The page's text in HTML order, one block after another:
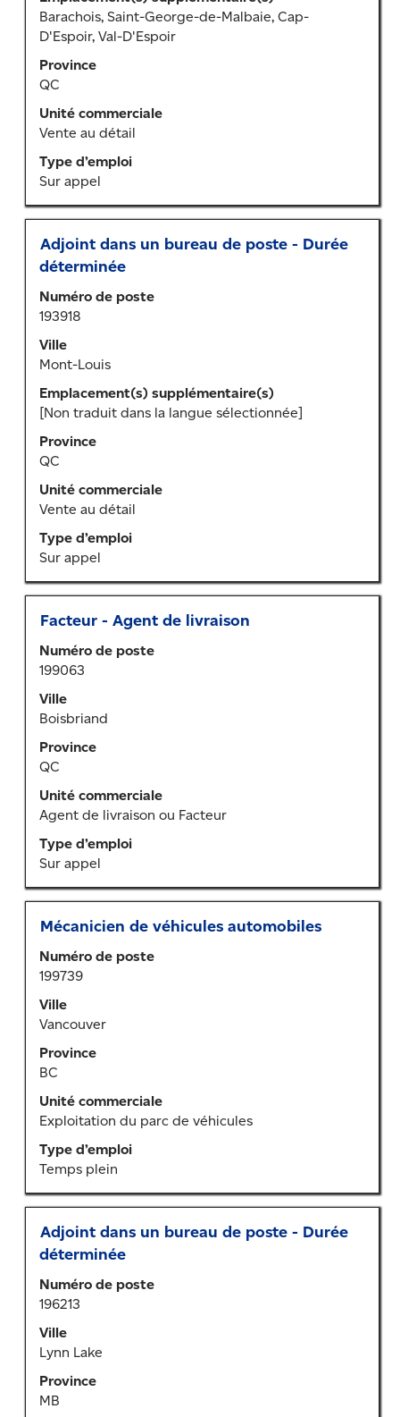
Barachois, Saint-George-de-Malbaie, Cap-
D'Espoir, Val-D'Espoir
Province
QC
Unité commerciale
Vente au détail
Type d’emploi
Sur appel
tout
le
contenu
des
sur
l’emploi.
Titre
Adjoint dans un bureau de poste - Durée
déterminée
Numéro de poste
193918
Ville
Mont-Louis
Emplacement(s) supplémentaire(s)
[Non traduit dans la langue sélectionnée]
Province
QC
Unité commerciale
Vente au détail
Type d’emploi
Sur appel
Sélectionner
au
de
la
barre
d’espacement
afficher
tout
le
contenu
renseignements
sur
l’emploi.
Titre
Facteur - Agent de livraison
Numéro de poste
199063
Ville
Boisbriand
Province
QC
Unité commerciale
Agent de livraison ou Facteur
Type d’emploi
Sur appel
Sélectionner
moyen
de
la
barre
pour
afficher
tout
le
contenu
des
renseignements
sur
Titre
Mécanicien de véhicules automobiles
Numéro de poste
199739
Ville
Vancouver
Province
BC
Unité commerciale
Exploitation du parc de véhicules
Type d’emploi
Temps plein
Sélectionner
moyen
de
la
barre
pour
afficher
tout
le
contenu
des
renseignements
sur
Titre
Adjoint dans un bureau de poste - Durée
déterminée
Numéro de poste
196213
Ville
Lynn Lake
Province
MB
Sélectionner
au
de
la
barre
d’espacement
afficher
tout